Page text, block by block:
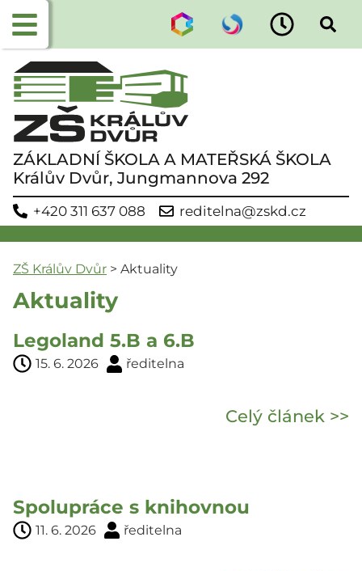
ZÁKLADNÍ ŠKOLA A MATEŘSKÁ ŠKOLA
Králův Dvůr, Jungmannova 292
+420 311 637 088 reditelna@zskd.cz
ZŠ Králův Dvůr > Aktuality
Aktuality
Legoland 5.B a 6.B
15. 6. 2026 ředitelna
Celý článek >>
Spolupráce s knihovnou
11. 6. 2026 ředitelna